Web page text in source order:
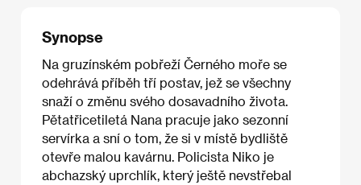
Synopse
Na gruzínském pobřeží Černého moře se
odehrává příběh tří postav, jež se všechny
snaží o změnu svého dosavadního života.
Pětatřicetiletá Nana pracuje jako sezonní
servírka a sní o tom, že si v místě bydliště
otevře malou kavárnu. Policista Niko je
abchazský uprchlík, který ještě nevstřebal